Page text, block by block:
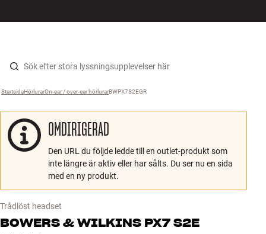
Hopp til innhold
Högtalare
Hörlurar
Surround
TV
System
Startsida ›
Hörlurar ›
On-ear / over-ear hörlurar ›
BWPX7S2EGR
OMDIRIGERAD
Den URL du följde ledde till en outlet-produkt som
inte längre är aktiv eller har sålts. Du ser nu en sida
med en ny produkt.
Trådlöst headset
BOWERS & WILKINS PX7 S2E